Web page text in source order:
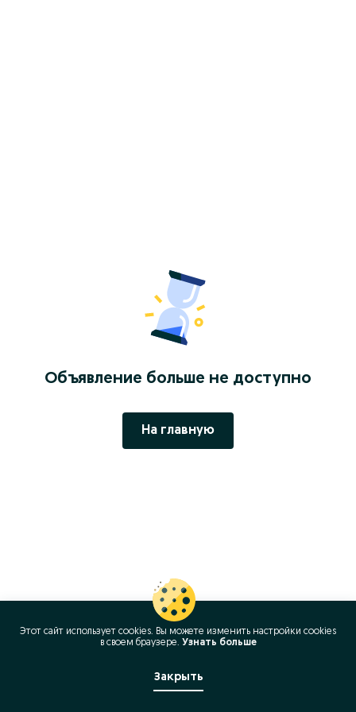
Объявление больше не доступно
На главную
Этот сайт использует cookies. Вы можете изменить настройки cookies
в своeм браузере. Узнать больше
Закрыть